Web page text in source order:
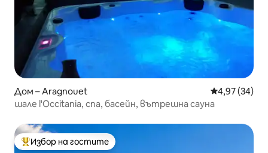
Дом – Aragnouet Средна
4,97 (34)
шале l'Occitania, спа, басейн, вътрешна сауна
Най-популярен избор на гостите
Избор на гостите